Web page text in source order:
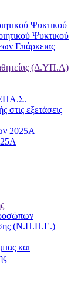
Ψυκτικού
Ψυκτικού
Επάρκειας
(Δ.ΥΠ.Α)
στις εξετάσεις
2025A
(Ν.Π.Π.Ε.)
και